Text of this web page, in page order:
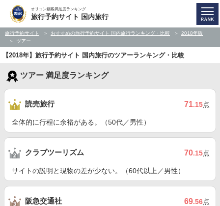
オリコン顧客満足度ランキング
旅行予約サイト 国内旅行
旅行予約サイト おすすめの旅行予約サイト 国内旅行ランキング・比較
2018年版
ツアー
【2018年】旅行予約サイト 国内旅行のツアーランキング・比較
ツアー 満足度ランキング
読売旅行 71.15点
全体的に行程に余裕がある。（50代／男性）
クラブツーリズム 70.15点
サイトの説明と現物の差が少ない。（60代以上／男性）
阪急交通社 69.56点